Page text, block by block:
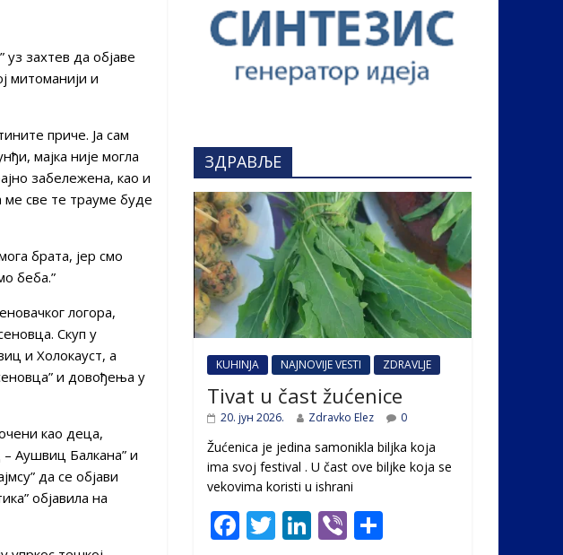
уз захтев да објаве
митоманији и
приче. Ја сам
мајка није могла
забележена, као и
ме све те трауме буде
брата, јер смо
беба.”
логора,
Скуп у
и Холокауст, а
и довођења у
као деца,
Аушвиц Балкана” и
да се објави
објавила на
ЗДРАВЉЕ
KUHINJA NAJNOVIJE VESTI ZDRAVLJE
Tivat u čast žućenice
20. јун 2026. Zdravko Elez 0
Žućenica je jedina samonikla biljka koja
ima svoj festival . U čast ovе biljke koja se
vekovima koristi u ishrani
F T Li Vi